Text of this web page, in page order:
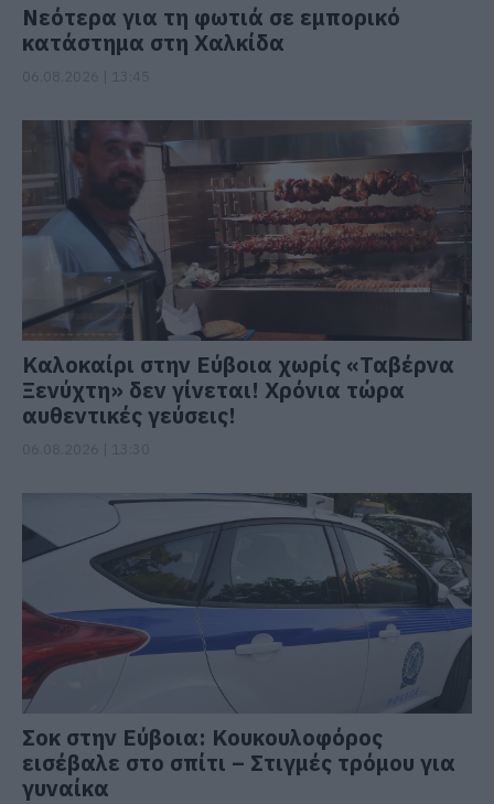
Νεότερα για τη φωτιά σε εμπορικό
κατάστημα στη Χαλκίδα
Καλοκαίρι στην Εύβοια χωρίς «Ταβέρνα
Ξενύχτη» δεν γίνεται! Χρόνια τώρα
αυθεντικές γεύσεις!
Σοκ στην Εύβοια: Κουκουλοφόρος
εισέβαλε στο σπίτι – Στιγμές τρόμου για
γυναίκα